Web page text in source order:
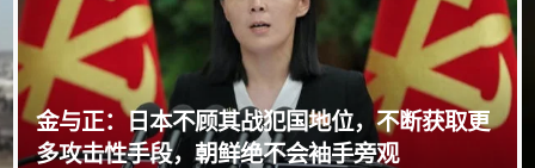
金与正：日本不顾其战犯国地位，不断获取更
多攻击性手段，朝鲜绝不会袖手旁观